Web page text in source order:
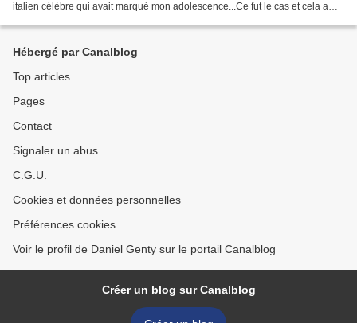
italien célèbre qui avait marqué mon adolescence...Ce fut le cas et cela a
Hébergé par Canalblog
Top articles
Pages
Contact
Signaler un abus
C.G.U.
Cookies et données personnelles
Préférences cookies
Voir le profil de Daniel Genty sur le portail Canalblog
Créer un blog sur Canalblog